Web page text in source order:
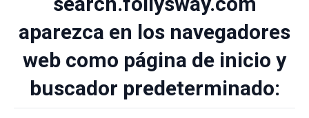
aparezca en los navegadores
web como página de inicio y
buscador predeterminado: